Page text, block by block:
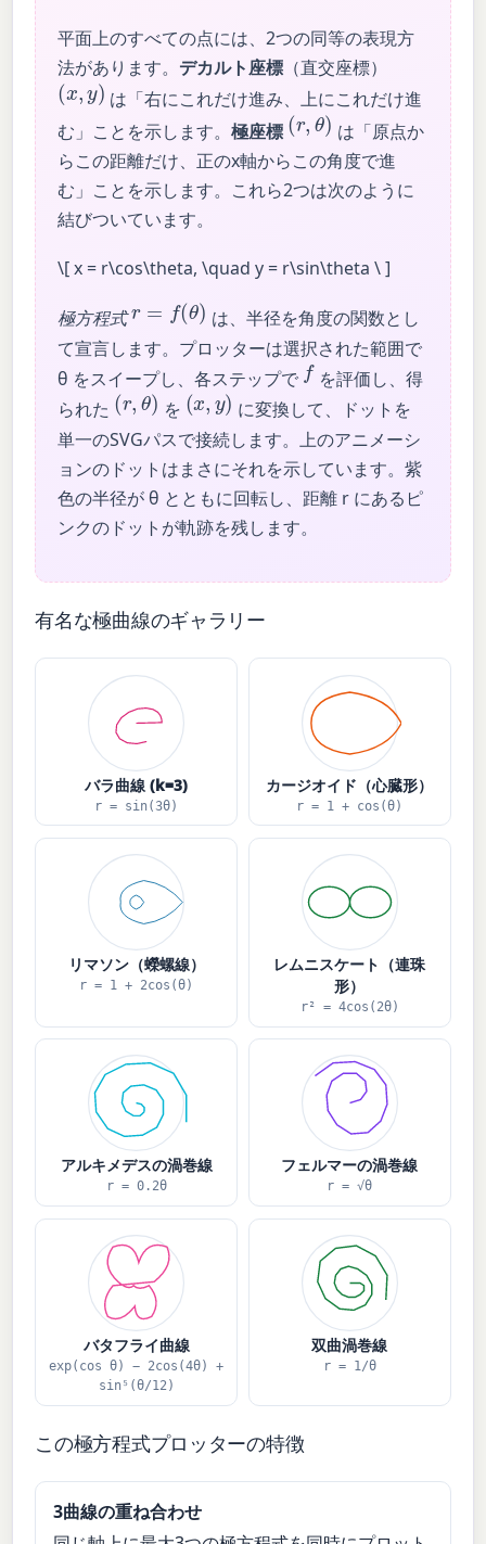
平面上のすべての点には、2つの同等の表現方
法があります。 デカルト座標 （直交座標）
(x,y)
は「右にこれだけ進み、上にこれだけ進
む」ことを示します。極座標
(r,θ)
は「原点か
らこの距離だけ、正のx軸からこの角度で進
む」ことを示します。これら2つは次のように
結びついています。
\[ x = r\cos\theta, \quad y = r\sin\theta \ ]
極方程式
r= θ)
は、半径を角度の関数とし
て宣言します。プロッターは選択された範囲で
θ をスイープし、各ステップでf を評価し、得
られた
(r,θ)
を
(x,y)
に変換して、ドットを
単一のSVGパスで接続します。上のアニメーシ
ョンのドットはまさにそれを示しています。紫
色の半径が θ とともに回転し、距離 r にあるピ
ンクのドットが軌跡を残します。
有名な極曲線のギャラリー
バラ曲線 (k=3)
r = sin(3θ)
カージオイド（心臓形）
r = 1 + cos(θ)
リマソン（蠑螺線）
r = 1 + 2cos(θ)
レムニスケート（連珠
形）
r² = 4cos(2θ)
アルキメデスの渦巻線
r = 0.2θ
フェルマーの渦巻線
r = √θ
バタフライ曲線
exp(cos θ) − 2cos(4θ) +
sin⁵(θ/12)
双曲渦巻線
r = 1/θ
この極方程式プロッターの特徴
3曲線の重ね合わせ